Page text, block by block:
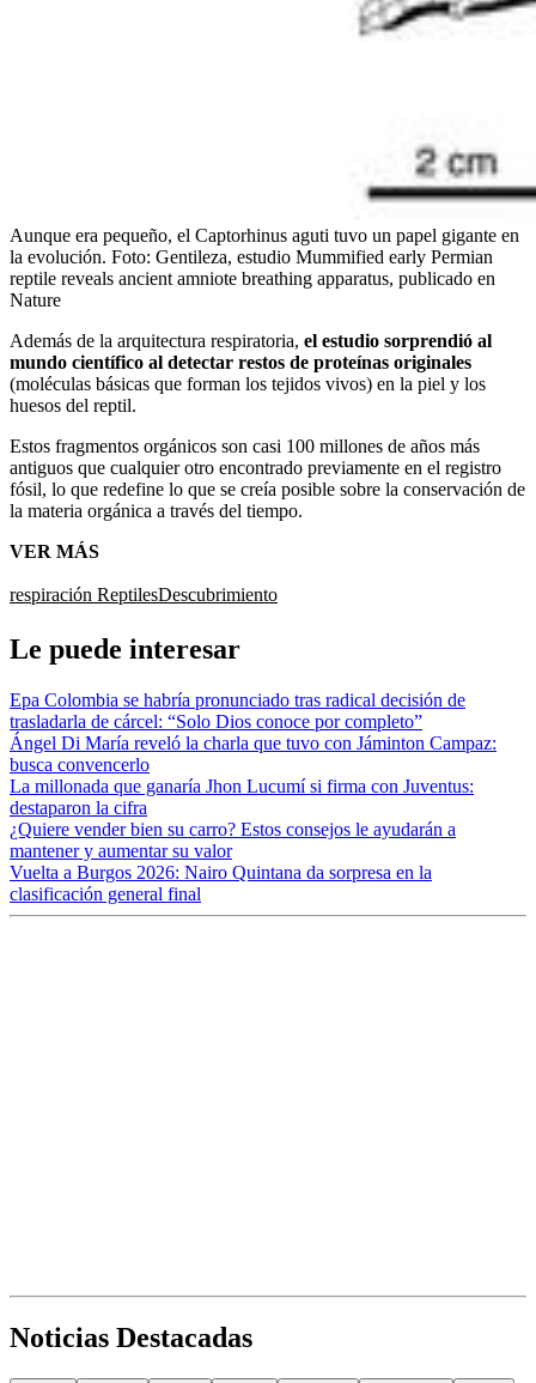
Aunque era pequeño, el Captorhinus aguti tuvo un papel gigante en
la evolución. Foto: Gentileza, estudio Mummified early Permian
reptile reveals ancient amniote breathing apparatus, publicado en
Nature
Además de la arquitectura respiratoria, el estudio sorprendió al
mundo científico al detectar restos de proteínas originales
(moléculas básicas que forman los tejidos vivos) en la piel y los
huesos del reptil.
Estos fragmentos orgánicos son casi 100 millones de años más
antiguos que cualquier otro encontrado previamente en el registro
fósil, lo que redefine lo que se creía posible sobre la conservación de
la materia orgánica a través del tiempo.
VER MÁS
respiración ReptilesDescubrimiento
Le puede interesar
Epa Colombia se habría pronunciado tras radical decisión de
trasladarla de cárcel: “Solo Dios conoce por completo”
Ángel Di María reveló la charla que tuvo con Jáminton Campaz:
busca convencerlo
La millonada que ganaría Jhon Lucumí si firma con Juventus:
destaparon la cifra
¿Quiere vender bien su carro? Estos consejos le ayudarán a
mantener y aumentar su valor
Vuelta a Burgos 2026: Nairo Quintana da sorpresa en la
clasificación general final
Noticias Destacadas